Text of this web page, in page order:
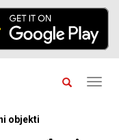
objekti